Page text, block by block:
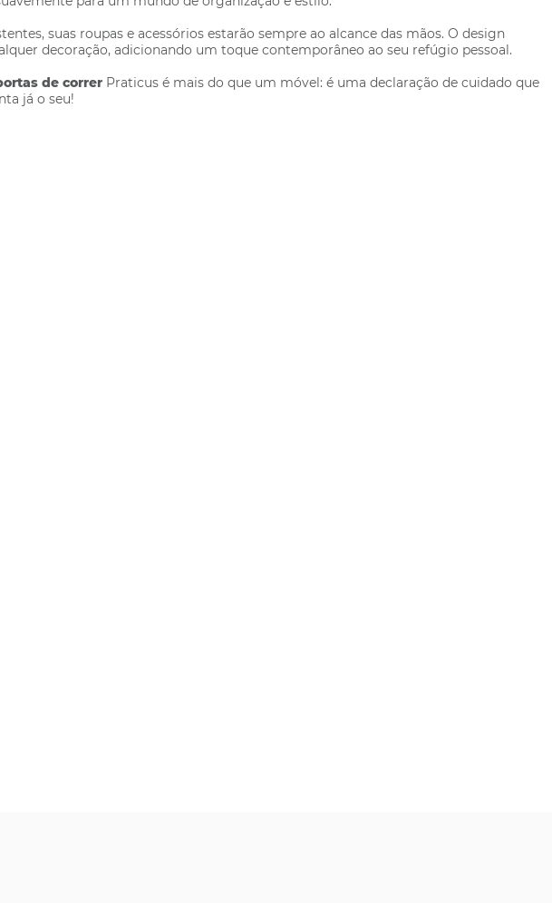
suas roupas e acessórios estarão sempre ao alcance das mãos. O design
decoração, adicionando um toque contemporâneo ao seu refúgio pessoal.
de correr Praticus é mais do que um móvel: é uma declaração de cuidado que
já o seu!